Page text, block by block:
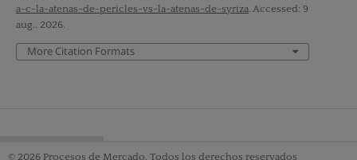
a-c-la-atenas-de-pericles-vs-la-atenas-de-syriza. Accessed: 9
aug.. 2026.
More Citation Formats
© 2026 Procesos de Mercado. Todos los derechos reservados